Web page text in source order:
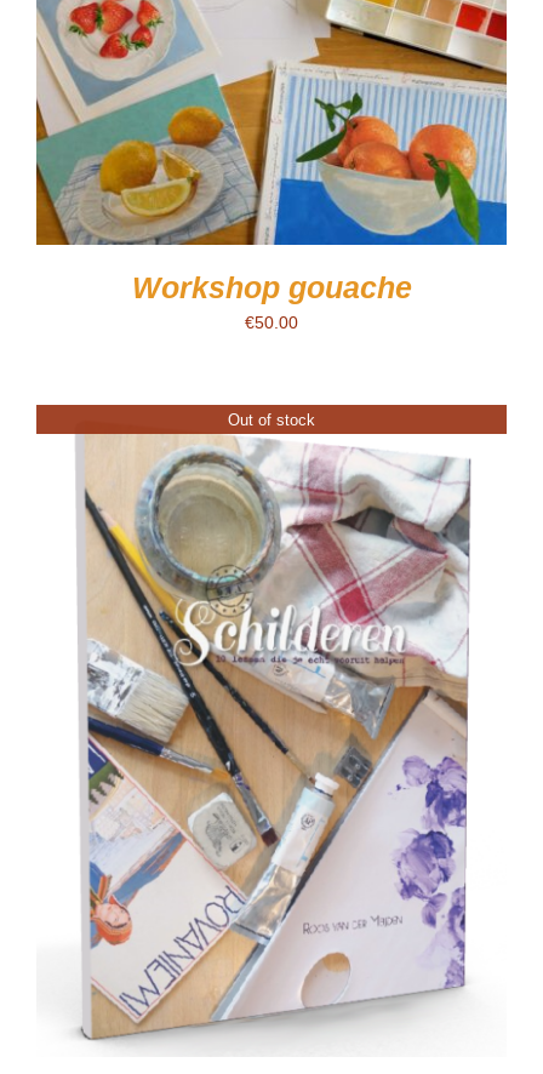
Workshop gouache
€50.00
Out of stock